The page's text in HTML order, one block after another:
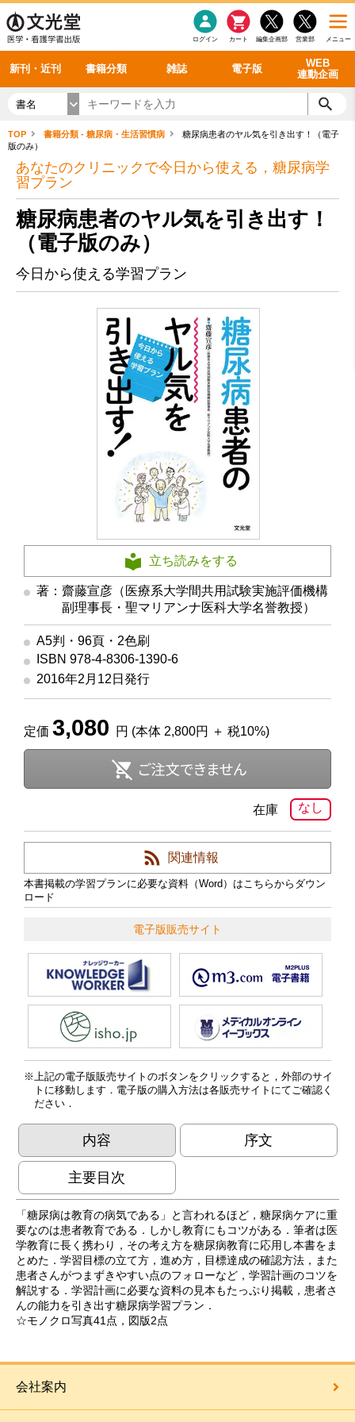
メニュー
営業部
編集企画部
カート
ログイン
新刊・近刊 書籍分類 雑誌 電子版
WEB
連動企画
感染症 老年医学
看護・介護
呼吸器
循環器
シリーズ一覧
雑誌投稿規定
理学療法
雑誌案内・年間購読 最新号 バックナンバー
電子書籍
電子雑誌
書籍「データに基づく臨床動作分析」WEB動画
書籍「眼手術学」WEB動画
書籍「神経症候学 II 改訂第二版」 WEB動画
新刊一覧
今後の発行予定
書名
TOP 書籍分類 - 糖尿病・生活習慣病
糖尿病患者のヤル気を引き出す！（電子
版のみ）
あなたのクリニックで今日から使える，糖尿病学
習プラン
糖尿病患者のヤル気を引き出す！
（電子版のみ）
今日から使える学習プラン
立ち読みをする
著：齋藤宣彦（医療系大学間共用試験実施評価機構
副理事長・聖マリアンナ医科大学名誉教授）
A5判・96頁・2色刷
ISBN 978-4-8306-1390-6
2016年2月12日発行
定価 3,080 円 (本体 2,800円 ＋ 税10%)
なし
在庫
関連情報
本書掲載の学習プランに必要な資料（Word）はこちらからダウン
ロード
電子版販売サイト
上記の電子版販売サイトのボタンをクリックすると，外部のサイ
トに移動します．電子版の購入方法は各販売サイトにてご確認く
ださい．
内容 序文
主要目次
「糖尿病は教育の病気である」と言われるほど，糖尿病ケアに重
要なのは患者教育である．しかし教育にもコツがある．筆者は医
学教育に長く携わり，その考え方を糖尿病教育に応用し本書をま
とめた．学習目標の立て方，進め方，目標達成の確認方法，また
患者さんがつまずきやすい点のフォローなど，学習計画のコツを
解説する．学習計画に必要な資料の見本もたっぷり掲載，患者さ
んの能力を引き出す糖尿病学習プラン．
☆モノクロ写真41点，図版2点
会社案内